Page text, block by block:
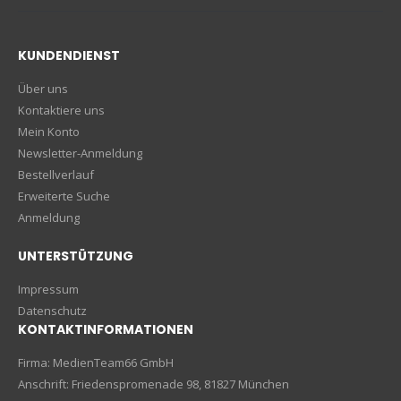
KUNDENDIENST
Über uns
Kontaktiere uns
Mein Konto
Newsletter-Anmeldung
Bestellverlauf
Erweiterte Suche
Anmeldung
UNTERSTÜTZUNG
Impressum
Datenschutz
KONTAKTINFORMATIONEN
Firma: MedienTeam66 GmbH
Anschrift: Friedenspromenade 98, 81827 München